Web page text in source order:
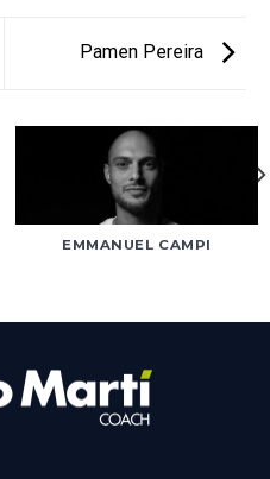
Pamen Pereira
EMMANUEL CAMPI